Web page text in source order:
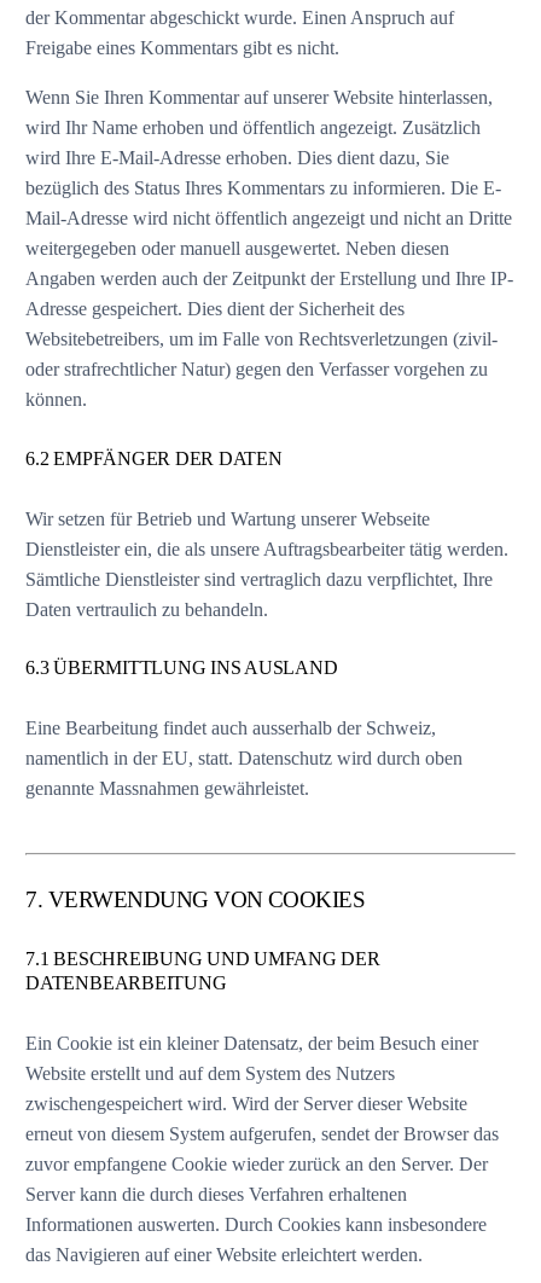
der Kommentar abgeschickt wurde. Einen Anspruch auf
Freigabe eines Kommentars gibt es nicht.
Wenn Sie Ihren Kommentar auf unserer Website hinterlassen,
wird Ihr Name erhoben und öffentlich angezeigt. Zusätzlich
wird Ihre E-Mail-Adresse erhoben. Dies dient dazu, Sie
bezüglich des Status Ihres Kommentars zu informieren. Die E-
Mail-Adresse wird nicht öffentlich angezeigt und nicht an Dritte
weitergegeben oder manuell ausgewertet. Neben diesen
Angaben werden auch der Zeitpunkt der Erstellung und Ihre IP-
Adresse gespeichert. Dies dient der Sicherheit des
Websitebetreibers, um im Falle von Rechtsverletzungen (zivil-
oder strafrechtlicher Natur) gegen den Verfasser vorgehen zu
können.
6.2 EMPFÄNGER DER DATEN
Wir setzen für Betrieb und Wartung unserer Webseite
Dienstleister ein, die als unsere Auftragsbearbeiter tätig werden.
Sämtliche Dienstleister sind vertraglich dazu verpflichtet, Ihre
Daten vertraulich zu behandeln.
6.3 ÜBERMITTLUNG INS AUSLAND
Eine Bearbeitung findet auch ausserhalb der Schweiz,
namentlich in der EU, statt. Datenschutz wird durch oben
genannte Massnahmen gewährleistet.
7. VERWENDUNG VON COOKIES
7.1 BESCHREIBUNG UND UMFANG DER
DATENBEARBEITUNG
Ein Cookie ist ein kleiner Datensatz, der beim Besuch einer
Website erstellt und auf dem System des Nutzers
zwischengespeichert wird. Wird der Server dieser Website
erneut von diesem System aufgerufen, sendet der Browser das
zuvor empfangene Cookie wieder zurück an den Server. Der
Server kann die durch dieses Verfahren erhaltenen
Informationen auswerten. Durch Cookies kann insbesondere
das Navigieren auf einer Website erleichtert werden.